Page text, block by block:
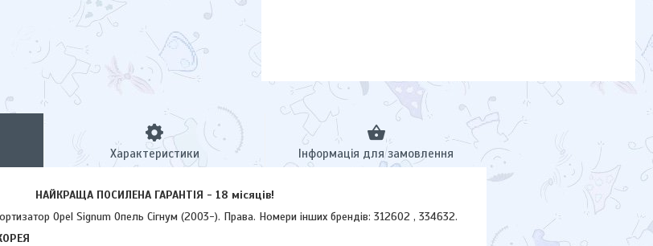
Характеристики Інформація для замовлення
НАЙКРАЩА ПОСИЛЕНА ГАРАНТІЯ - 18 місяців!
Opel Signum Опель Сігнум (2003-). Права. Номери інших брендів: 312602 , 334632.